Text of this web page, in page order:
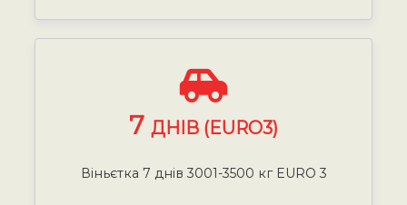
7 ДНІВ (EURO3)
Віньєтка 7 днів 3001-3500 кг EURO 3